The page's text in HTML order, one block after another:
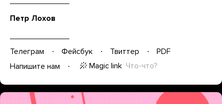
Петр Лохов
Телеграм Фейсбук Твиттер
PDF
Напишите нам
Magic link Что-что?